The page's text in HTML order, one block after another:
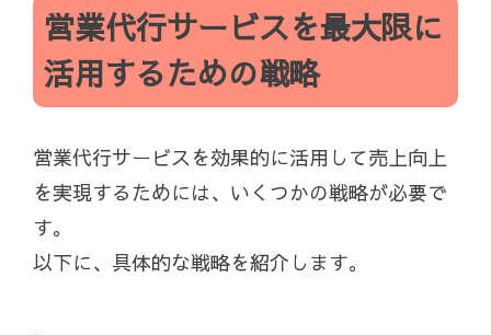
営業代行サービスを最大限に
活用するための戦略
営業代行サービスを効果的に活用して売上向上
を実現するためには、いくつかの戦略が必要で
す。
以下に、具体的な戦略を紹介します。